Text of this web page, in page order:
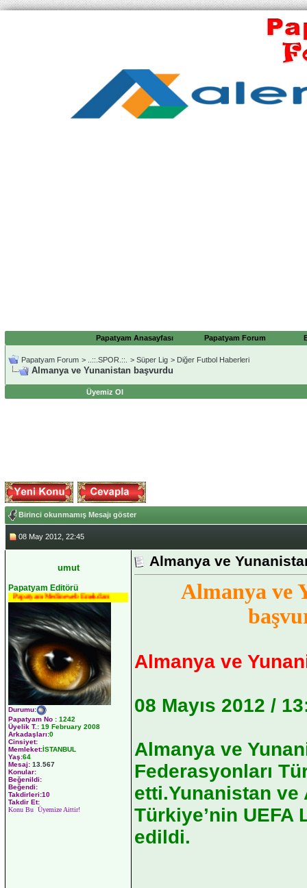
Papatyam Anasayfası Papatyam Forum
Papatyam Forum > ..::.SPOR.::. > Süper Lig > Diğer Futbol Haberleri
Almanya ve Yunanistan başvurdu
Üyemiz Ol
Birinci okunmamış Mesajı göster
08 May 2012, 22:45
umut
Papatyam Editörü
Papatyam Medineweb Emekdarı
Durumu:
Papatyam No : 1242
Üyelik T. : 19 February 2008
Arkadaşları:0
Cinsiyet:
Memleket:İSTANBUL
Yaş:64
Mesaj: 13.567
Konular:
Beğenildi:
Beğendi:
Takdirleri:10
Takdir Et:
Konu Bu Üyemize Aittir!
Almanya ve
Almanya ve
Almanya ve
08 Mayıs 2012 /
Almanya ve
Federasyonları
etti.Yunanistan ve
Türkiye’nin UEFA
edildi.